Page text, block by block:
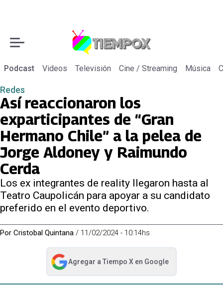
Podcast Videos Televisión Cine / Streaming Música
Redes
Así reaccionaron los
exparticipantes de “Gran
Hermano Chile” a la pelea de
Jorge Aldoney y Raimundo
Cerda
Los ex integrantes de reality llegaron hasta al
Teatro Caupolicán para apoyar a su candidato
preferido en el evento deportivo.
Por Cristobal Quintana / 11/02/2024 - 10:14hs
Agregar a Tiempo Xen Google
abre en nueva pestaña